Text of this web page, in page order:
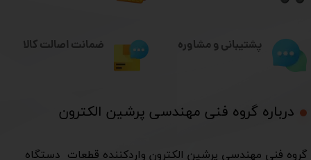
درباره گروه فنی مهندسی پرشین الکترون​​​​​​​
​گروه فنی مهندسی پرشین الکترون واردکننده قطعات دستگاه
پشتیبانی و مشاوره ضمانت اصالت کالا